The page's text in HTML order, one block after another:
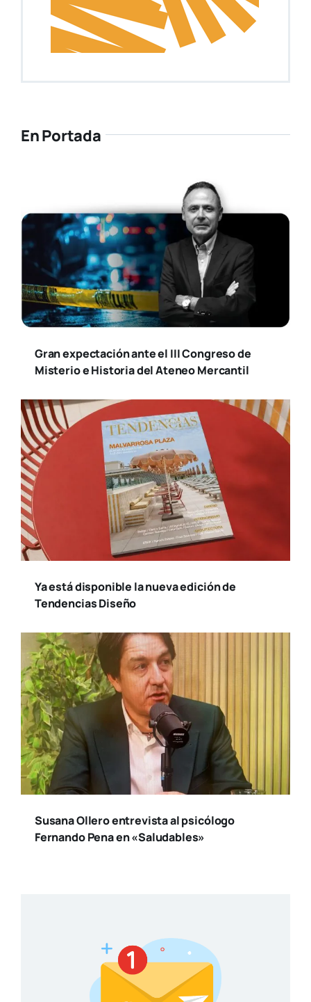
En Portada
Gran expectación ante el III Congreso de
Misterio e Historia del Ateneo Mercantil
Ya está disponible la nueva edición de
Tendencias Diseño
Susana Ollero entrevista al psicólogo
Fernando Pena en «Saludables»